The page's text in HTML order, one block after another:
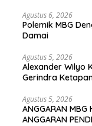
Agustus 6, 2026
Polemik MBG
Damai
Agustus 5, 2026
Alexander Wilyo
Gerindra
Agustus 5, 2026
ANGGARAN MBG
ANGGARAN